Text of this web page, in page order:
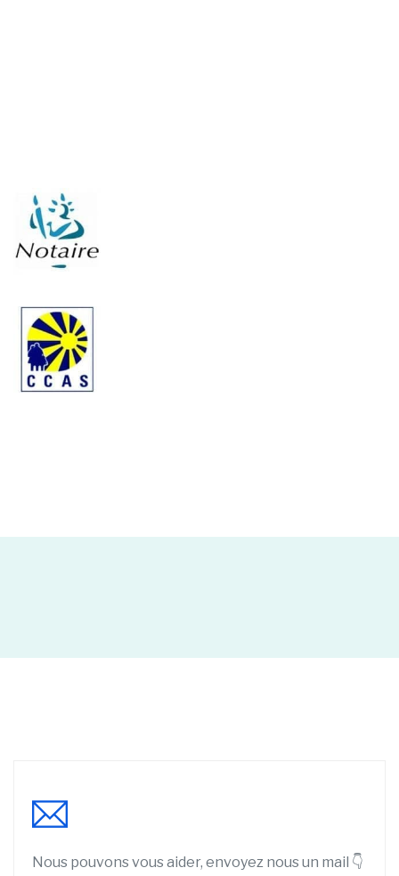
Nous pouvons vous aider, envoyez nous un mail 👇